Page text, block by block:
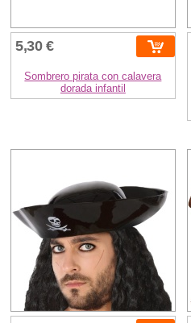
5,30 €
Sombrero pirata con calavera
dorada infantil